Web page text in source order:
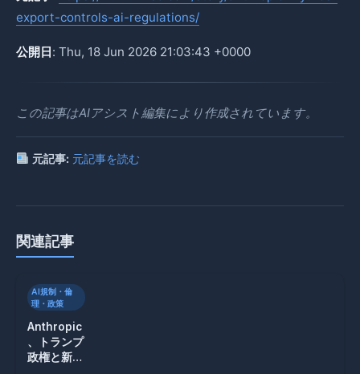
export-controls-ai-regulations/
公開日: Thu, 18 Jun 2026 21:03:43 +0000
この記事はAIアシスト編集により作成されています。
元記事: 元記事を読む
関連記事
AI規制・倫
理・政策
Anthropic
、トランプ
政権と新た